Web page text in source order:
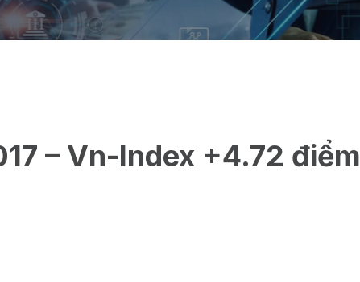
– Vn-Index +4.72 điểm